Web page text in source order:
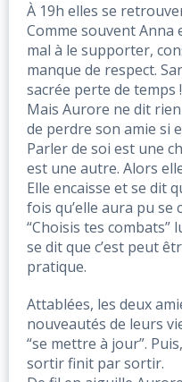
À 19h elles se
Comme souvent Anna
mal à le supporter,
manque de respect.
sacrée perte de temps !
Mais Aurore ne dit
de perdre son amie si
Parler de soi est une
est une autre. Alors
Elle encaisse et se dit
fois qu’elle aura pu
“Choisis tes combats”
se dit que c’est peut
pratique.
Attablées, les deux
nouveautés de leurs
“se mettre à jour”.
sortir finit par sortir.